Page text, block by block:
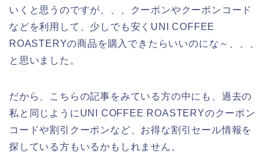
いくと思うのですが、、、クーポンやクーポンコード
などを利用して、少しでも安くUNI COFFEE
ROASTERYの商品を購入できたらいいのにな～、、、
と思いました。
だから、こちらの記事をみている方の中にも、過去の
私と同じようにUNI COFFEE ROASTERYのクーポン
コードや割引クーポンなど、お得な割引セール情報を
探している方もいるかもしれません。